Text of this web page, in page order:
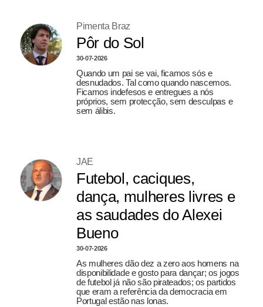
Pimenta Braz
Pôr do Sol
30-07-2026
Quando um pai se vai, ficamos sós e
desnudados. Tal como quando nascemos.
Ficamos indefesos e entregues a nós
próprios, sem protecção, sem desculpas e
sem álibis.
JAE
Futebol, caciques,
dança, mulheres livres e
as saudades do Alexei
Bueno
30-07-2026
As mulheres dão dez a zero aos homens na
disponibilidade e gosto para dançar; os jogos
de futebol já não são pirateados; os partidos
que eram a referência da democracia em
Portugal estão nas lonas.